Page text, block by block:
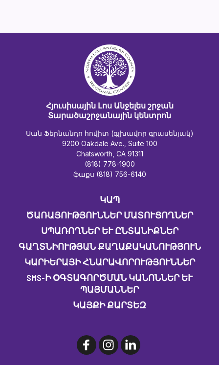
Հյուսիսային Լոս Անջելես շրջան
Տարածաշրջանային կենտրոն
Սան Ֆերնանդո հովիտ (գլխավոր գրասենյակ)
9200 Oakdale Ave., Suite 100
Chatsworth, CA 91311
(818) 778-1900
ֆաքս (818) 756-6140
ԿԱՊ
ԾԱՌԱՅՈՒԹՅՈՒՆՆԵՐ ՄԱՏՈՒՑՈՂՆԵՐ
ՍՊԱՌՈՂՆԵՐ ԵՒ ԸՆՏԱՆԻՔՆԵՐ
ԳԱՂՏՆԻՈՒԹՅԱՆ ՔԱՂԱՔԱԿԱՆՈՒԹՅՈՒՆ
ԿԱՐԻԵՐԱՅԻ ՀՆԱՐԱՎՈՐՈՒԹՅՈՒՆՆԵՐ
SMS-Ի ՕԳՏԱԳՈՐԾՄԱՆ ԿԱՆՈՆՆԵՐ ԵՒ Պ
ԱՅՄԱՆՆԵՐ
ԿԱՅՔԻ ՔԱՐՏԵԶ